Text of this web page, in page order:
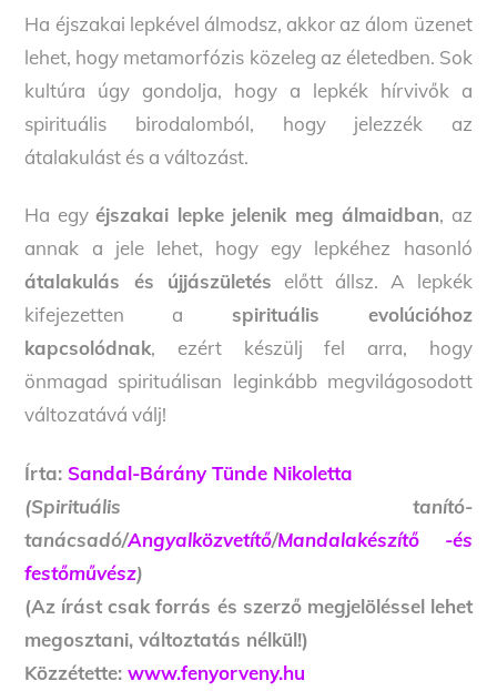
Ha éjszakai lepkével álmodsz, akkor az álom üzenet
lehet, hogy metamorfózis közeleg az életedben. Sok
kultúra úgy gondolja, hogy a lepkék hírvivők a
spirituális birodalomból, hogy jelezzék az
átalakulást és a változást.
Ha egyéjszakai lepke jelenik meg álmaidban, az
annak a jele lehet, hogy egy lepkéhez hasonló
átalakulás és újjászületés előtt állsz. A lepkék
kifejezetten a spirituális evolúcióhoz
kapcsolódnak, ezért készülj fel arra, hogy
önmagad spirituálisan leginkább megvilágosodott
változatává válj!
Írta:Sandal-Bárány Tünde Nikoletta
(Spirituális tanító-
tanácsadó/Angyalközvetítő/Mandalakészítő -és
festőművész)
(Az írást csak forrás és szerző megjelöléssel lehet
megosztani, változtatás nélkül!)
Közzétette:www.fenyorveny.hu